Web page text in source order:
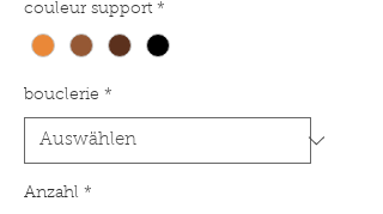
couleur support *
bouclerie *
Anzahl *